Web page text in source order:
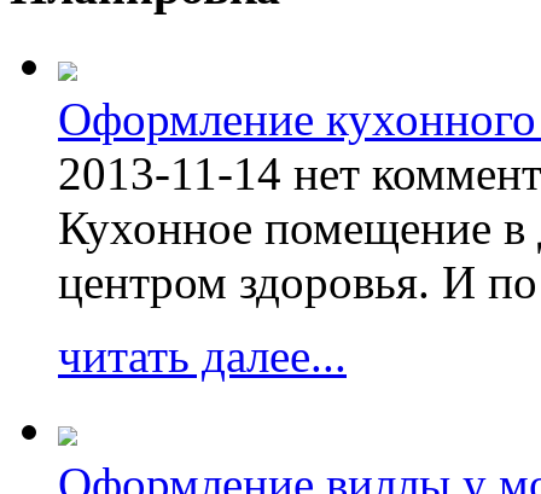
Оформление
2013-11-14 нет
Кухонное помещение в
центром здоровья. И
читать далее...